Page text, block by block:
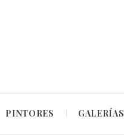
PINTORES GALERÍAS